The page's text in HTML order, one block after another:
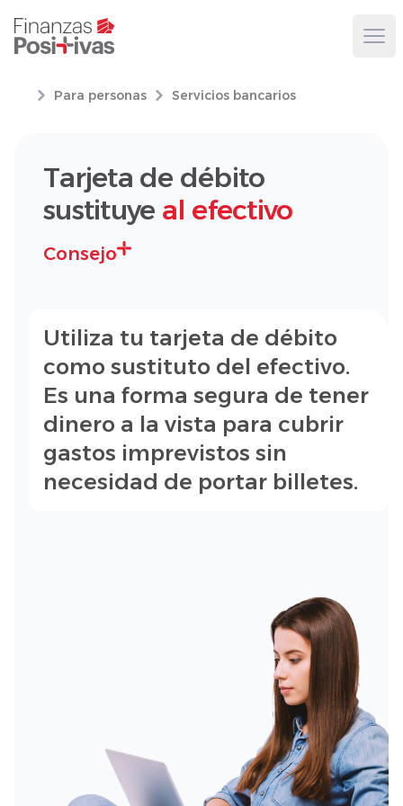
Para personas Servicios bancarios
Tarjeta de débito
sustituye al efectivo
Consejo
Utiliza tu tarjeta de débito
como sustituto del efectivo.
Es una forma segura de tener
dinero a la vista para cubrir
gastos imprevistos sin
necesidad de portar billetes.